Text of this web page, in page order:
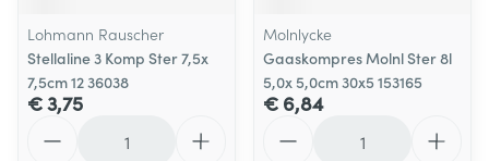
Lohmann Rauscher
Stellaline 3 Komp Ster 7,5x
7,5cm 12 36038
€ 3,75
Molnlycke
Gaaskompres Molnl Ster 8l
5,0x 5,0cm 30x5 153165
€ 6,84